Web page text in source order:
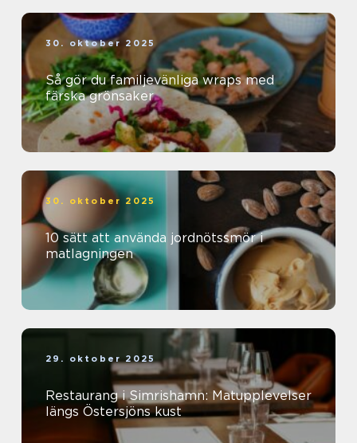
30. oktober 2025
Så gör du familjevänliga wraps med
färska grönsaker
30. oktober 2025
10 sätt att använda jordnötssmör i
matlagningen
29. oktober 2025
Restaurang i Simrishamn: Matupplevelser
längs Östersjöns kust